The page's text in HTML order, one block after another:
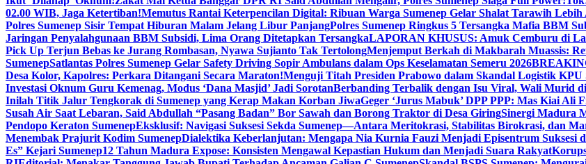
02.00 WIB, Jaga Ketertiban!Memutus Rantai Keterpencilan Digital: Ribuan Warga Sumenep Gelar Shalat Tarawih Lebih
Polres Sumenep Sisir Tempat Hiburan Malam Jelang Libur PanjangPolres Sumenep Ringkus 5 Tersangka Mafia BBM
Jaringan Penyalahgunaan BBM Subsidi, Lima Orang Ditetapkan TersangkaLAPORAN KHUSUS: Amuk Cemburu di
Pick Up Terjun Bebas ke Jurang Rombasan, Nyawa Sujianto Tak TertolongMenjemput Berkah di Makbarah Muassis:
SumenepSatlantas Polres Sumenep Gelar Safety Driving Sopir Ambulans dalam Ops Keselamatan Semeru 2026
Desa Kolor, Kapolres: Perkara Ditangani Secara Maraton!Menguji Titah Presiden Prabowo dalam Skandal Logistik KPU
Investasi Oknum Guru Kemenag, Modus ‘Dana Masjid’ Jadi SorotanBerbanding Terbalik dengan Isu Viral, Wali Murid
Inilah Titik Jalur Tengkorak di Sumenep yang Kerap Makan Korban JiwaGeger ‘Jurus Mabuk’ DPP PPP: Mas Kiai Ali
Susah Air Saat Lebaran, Said Abdullah “Pasang Badan” Bor Sawah dan Borong Traktor di Desa GiringSinergi Madura
Pendopo Keraton SumenepEksklusif: Navigasi Suksesi Sekda Sumenep—Antara Meritokrasi, Stabilitas Birokrasi, dan
Menembak Prajurit Kodim SumenepDialektika Keberlanjutan: Mengapa Nia Kurnia Fauzi Menjadi Episentrum Suksesi
Es” Kejari Sumenep12 Tahun Madura Expose: Konsisten Mengawal Kepastian Hukum dan Menjadi Suara Rakyat